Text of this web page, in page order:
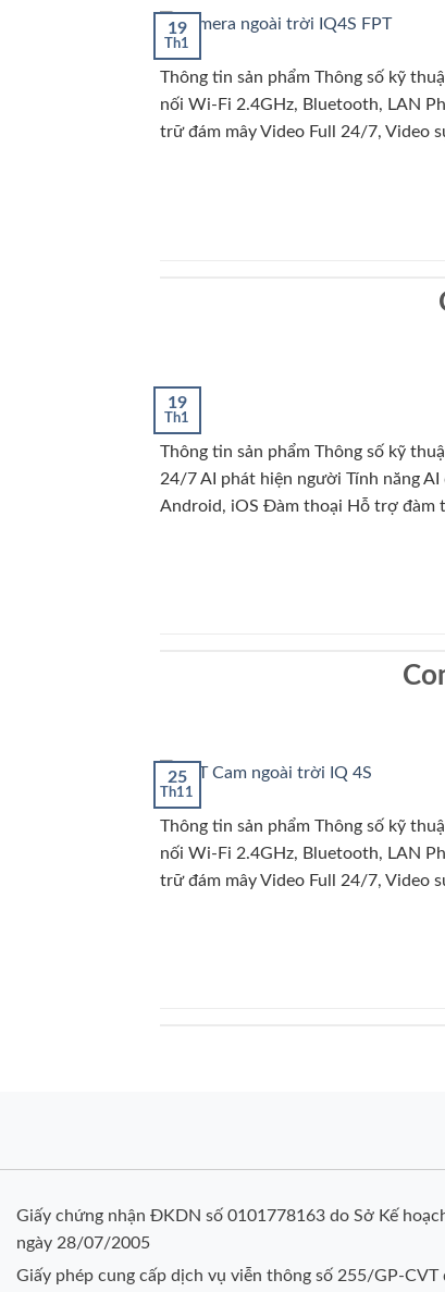
19
Th1
Thông tin sản phẩm Thông số kỹ
nối Wi-Fi 2.4GHz, Bluetooth, LAN
trữ đám mây Video Full 24/7, Video
19
Th1
Thông tin sản phẩm Thông số kỹ
24/7 AI phát hiện người Tính năng
Android, iOS Đàm thoại Hỗ trợ đàm
25
Th11
Thông tin sản phẩm Thông số kỹ
nối Wi-Fi 2.4GHz, Bluetooth, LAN
trữ đám mây Video Full 24/7, Video
Giấy chứng nhận ĐKDN số 0101778163 do Sở Kế
ngày 28/07/2005
Giấy phép cung cấp dịch vụ viễn thông số 255/GP-CVT